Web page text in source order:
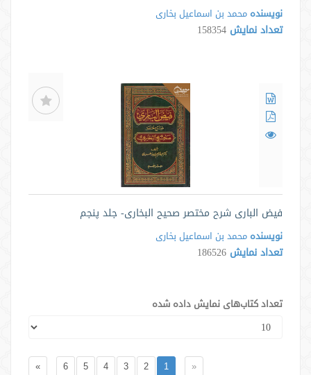
نویسنده محمد بن اسماعیل بخاری
تعداد نمایش 158354
فیض الباری شرح مختصر صحیح البخاری- جلد پنجم
نویسنده محمد بن اسماعیل بخاری
تعداد نمایش 186526
تعداد کتاب‌های نمایش داده شده
«
1
2
3
4
5
6
»